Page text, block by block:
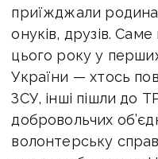
приїжджали
онуків, друзів.
цього року у
України — хтось
ЗСУ, інші пішли до
добровольчих
волонтерську